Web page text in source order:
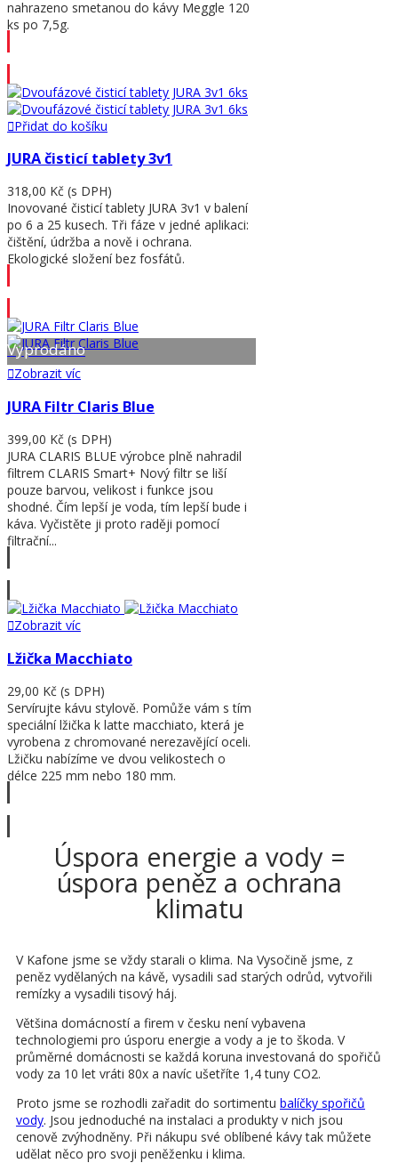
nahrazeno smetanou do kávy Meggle 120
ks po 7,5g.
Přidat do košíku
JURA čisticí tablety 3v1
318,00 Kč (s DPH)
Inovované čisticí tablety JURA 3v1 v balení
po 6 a 25 kusech. Tři fáze v jedné aplikaci:
čištění, údržba a nově i ochrana.
Ekologické složení bez fosfátů.
Vyprodáno
Zobrazit víc
JURA Filtr Claris Blue
399,00 Kč (s DPH)
JURA CLARIS BLUE výrobce plně nahradil
filtrem CLARIS Smart+ Nový filtr se liší
pouze barvou, velikost i funkce jsou
shodné. Čím lepší je voda, tím lepší bude i
káva. Vyčistěte ji proto raději pomocí
filtrační...
Zobrazit víc
Lžička Macchiato
29,00 Kč (s DPH)
Servírujte kávu stylově. Pomůže vám s tím
speciální lžička k latte macchiato, která je
vyrobena z chromované nerezavějící oceli.
Lžičku nabízíme ve dvou velikostech o
délce 225 mm nebo 180 mm.
Úspora energie a vody =
úspora peněz a ochrana
klimatu
V Kafone jsme se vždy starali o klima. Na Vysočině jsme, z
peněz vydělaných na kávě, vysadili sad starých odrůd, vytvořili
remízky a vysadili tisový háj.
Většina domácností a firem v česku není vybavena
technologiemi pro úsporu energie a vody a je to škoda. V
průměrné domácnosti se každá koruna investovaná do spořičů
vody za 10 let vráti 80x a navíc ušetříte 1,4 tuny CO2.
Proto jsme se rozhodli zařadit do sortimentu balíčky spořičů
vody. Jsou jednoduché na instalaci a produkty v nich jsou
cenově zvýhodněny. Při nákupu své oblíbené kávy tak můžete
udělat něco pro svoji peněženku i klima.